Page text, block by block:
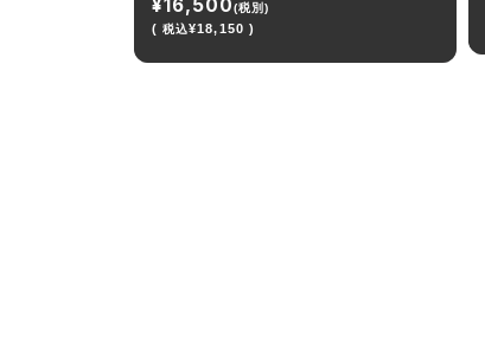
¥16,500(税別)
(税込¥18,150 )